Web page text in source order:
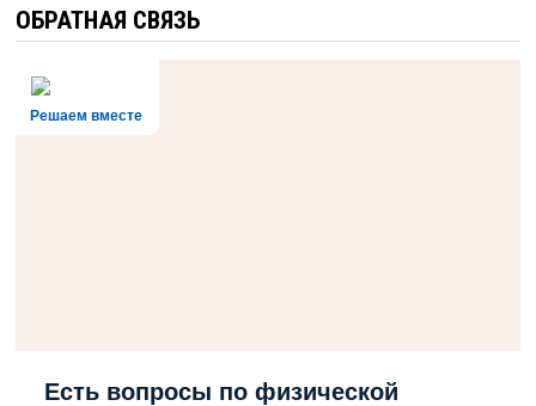
ОБРАТНАЯ СВЯЗЬ
Решаем вместе
Есть вопросы по физической